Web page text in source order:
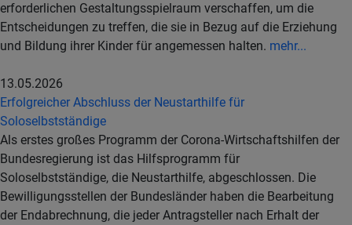
erforderlichen Gestaltungsspielraum verschaffen, um die
Entscheidungen zu treffen, die sie in Bezug auf die Erziehung
und Bildung ihrer Kinder für angemessen halten. mehr...
13.05.2026
Erfolgreicher Abschluss der Neustarthilfe für
Soloselbstständige
Als erstes großes Programm der Corona-Wirtschaftshilfen der
Bundesregierung ist das Hilfsprogramm für
Soloselbstständige, die Neustarthilfe, abgeschlossen. Die
Bewilligungsstellen der Bundesländer haben die Bearbeitung
der Endabrechnung, die jeder Antragsteller nach Erhalt der